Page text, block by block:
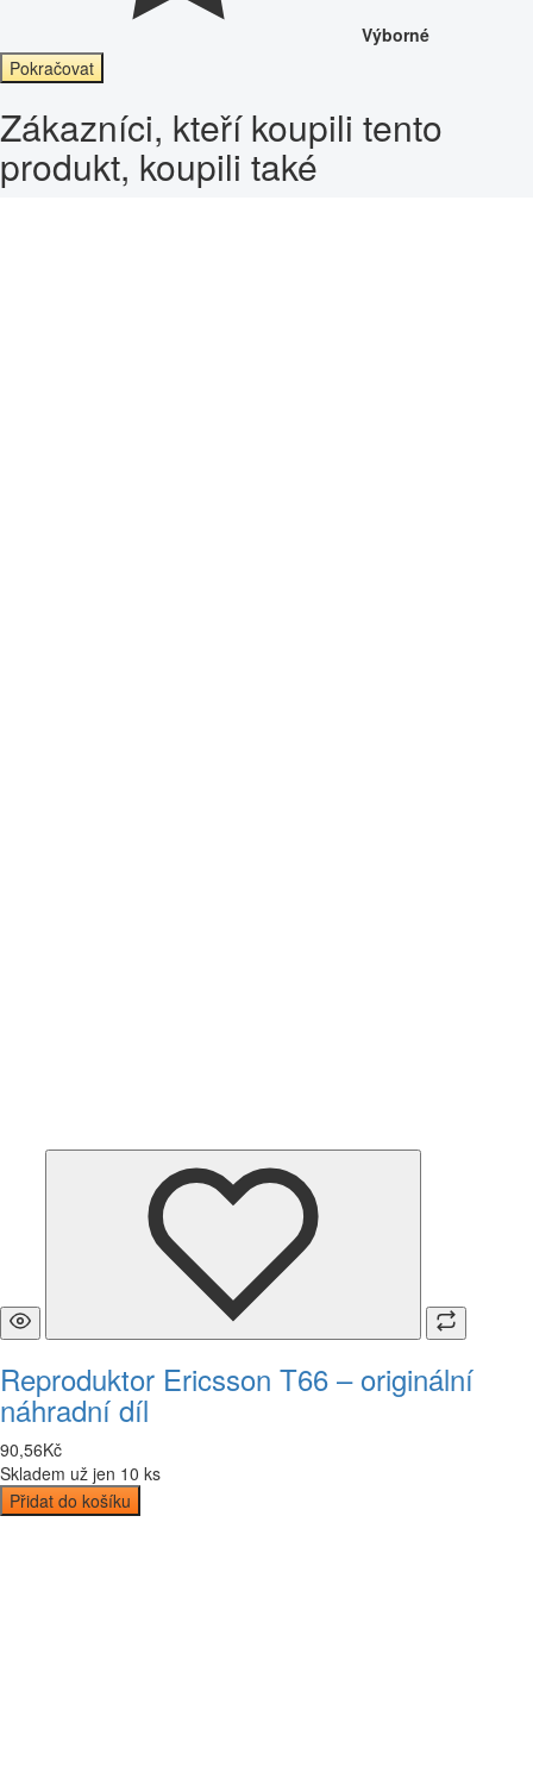
Výborné
Pokračovat
Zákazníci, kteří koupili tento
produkt, koupili také
Reproduktor Ericsson T66 – originální
náhradní díl
90,56Kč
Skladem už jen 10 ks
Přidat do košíku